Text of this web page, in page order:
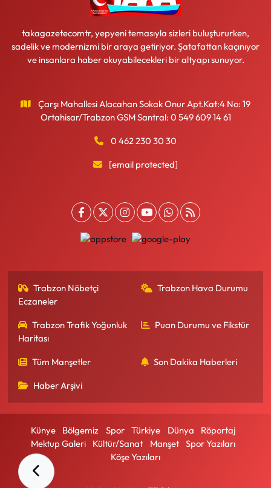
takagazetecomtr, yepyeni temasıyla sizleri buluştururken,
sadelik ve modernizmi bir araya getiriyor. Şatafattan kaçınıyor
ve insanlara haber okuyabilecekleri bir altyapı sunuyor.
Çarşı Mahallesi Alacahan Sokak Onur Apt.Kat:4 No: 19
Ortahisar/Trabzon GSM Santral: 0 549 609 14 61
0 462 230 30 30
[email protected]
Trabzon Nöbetçi
Eczaneler
Trabzon Hava Durumu
Trabzon Trafik Yoğunluk
Haritası
Puan Durumu ve Fikstür
Tüm Manşetler Son Dakika Haberleri
Haber Arşivi
Künye Bölgemiz Spor Türkiye Dünya
Röportaj
Mektup Galeri
Kültür/Sanat Manşet
Spor Yazıları
Köşe Yazıları